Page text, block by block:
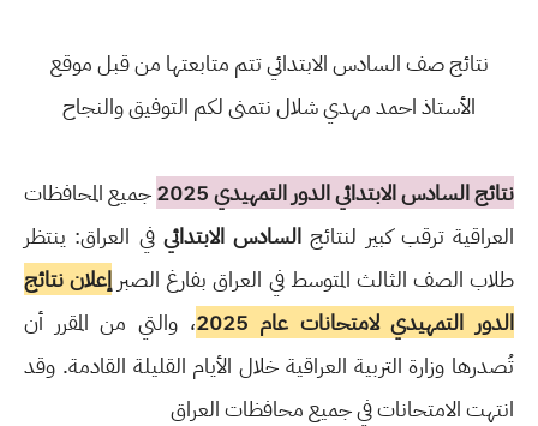
نتائج صف السادس الابتدائي تتم متابعتها من قبل موقع
الأستاذ احمد مهدي شلال نتمنى لكم التوفيق والنجاح
نتائج السادس الابتدائي الدور التمهيدي 2025
جميع المحافظات
العراقية ترقب كبير لنتائج السادس الابتدائي في العراق: ينتظر
طلاب الصف الثالث المتوسط في العراق بفارغ الصبر إعلان نتائج
الدور التمهيدي لامتحانات عام 2025
، والتي من المقرر أن
تُصدرها وزارة التربية العراقية خلال الأيام القليلة القادمة. وقد
انتهت الامتحانات في جميع محافظات العراق